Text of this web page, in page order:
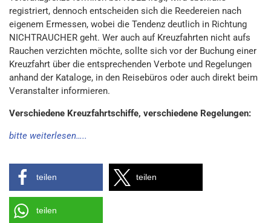
registriert, dennoch entscheiden sich die Reedereien nach
eigenem Ermessen, wobei die Tendenz deutlich in Richtung
NICHTRAUCHER geht. Wer auch auf Kreuzfahrten nicht aufs
Rauchen verzichten möchte, sollte sich vor der Buchung einer
Kreuzfahrt über die entsprechenden Verbote und Regelungen
anhand der Kataloge, in den Reisebüros oder auch direkt beim
Veranstalter informieren.
Verschiedene Kreuzfahrtschiffe, verschiedene Regelungen:
bitte weiterlesen…..
teilen teilen
teilen